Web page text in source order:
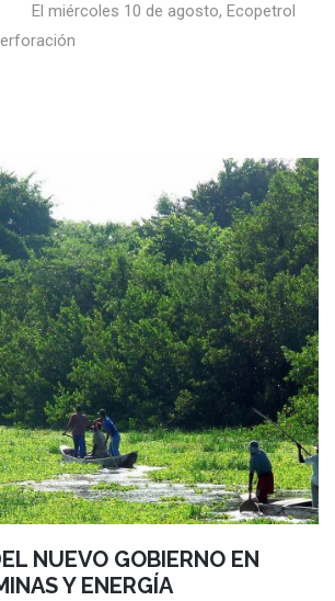
miércoles 10 de agosto, Ecopetrol
NUEVO GOBIERNO EN
Y ENERGÍA